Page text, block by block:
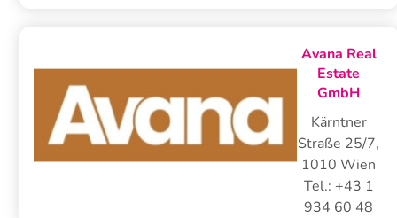
Avana Real
Estate
GmbH
Kärntner
Straße 25/7,
1010 Wien
Tel.: +43 1
934 60 48